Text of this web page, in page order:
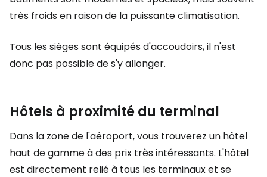
très froids en raison de la puissante climatisation.
Tous les sièges sont équipés d'accoudoirs, il n'est
donc pas possible de s'y allonger.
Hôtels à proximité du terminal
Dans la zone de l'aéroport, vous trouverez un hôtel
haut de gamme à des prix très intéressants. L'hôtel
est directement relié à tous les terminaux et se